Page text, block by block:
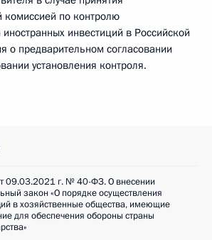
комиссией по контролю
инвестиций в Российской
о предварительном согласовании
установления контроля.
09.03.2021 г. № 40-ФЗ. О внесении
закон «О порядке осуществления
в хозяйственные общества, имеющие
для обеспечения обороны страны